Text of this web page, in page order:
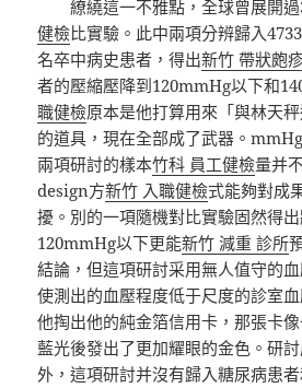
繚繞這一不雅點，全球曾展開
健檢比實驗。此中兩項分辨歸入
名卒中病史患者，得出新竹 帶狀皰
者的壓縮壓降到120mmHg以下和
職健檢原本是他打算用來「與林天秤
的道具，現在全部成了武器。
兩項研討的樣本竹科 員工健檢量并
design方新竹 入職健檢式能夠對成
擾。別的一項隨機對比實驗固然得
120mmHg以下更能新竹 減重 診所
結論，但這項研討采用無人值守的
使測出的血壓程度低于尺度的診室
他掏出他的純金箔信用卡，那張卡
藍光後發出了更加耀眼的金色。研
外，這項研討并沒有歸入糖尿病患